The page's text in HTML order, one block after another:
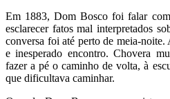
Em 1883, Dom Bosco foi falar
esclarecer fatos mal interpretados
conversa foi até perto de meia-
e inesperado encontro. Chovera
fazer a pé o caminho de volta, à
que dificultava caminhar.